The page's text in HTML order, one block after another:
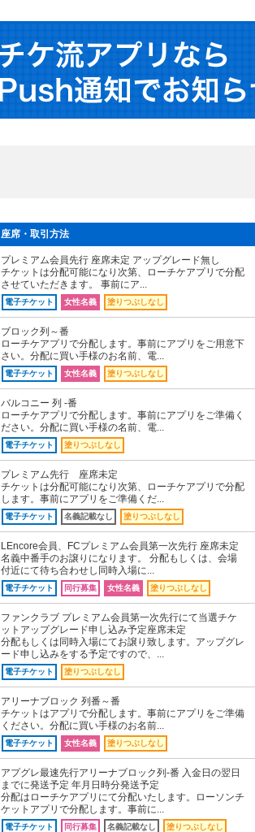
座席・取引方法
プレミアム会員先行 座席未定 アップグレード無し
チケットは分配可能になり次第、ローチケアプリで分配
させていただきます。 事前にア...
電子チケット 女性名義 塗りつぶしなし
ブロック列～番
ローチケアプリで分配します。事前にアプリをご用意下
さい。分配に買い手様のお名前、電...
電子チケット 女性名義 塗りつぶしなし
バルコニー 列 -番
ローチケアプリで分配します。事前にアプリをご準備く
ださい。分配に買い手様の名前、電...
電子チケット 塗りつぶしなし
プレミアム先行 座席未定
チケットは分配可能になり次第、ローチケアプリで分配
します。事前にアプリをご準備くだ...
電子チケット 名義記載なし 塗りつぶしなし
LEncore会員、FCプレミアム会員第一次先行 座席未定
名義中番手のお譲りになります。 分配もしくは、会場
付近にて待ち合わせし同時入場に...
電子チケット 同行募集 女性名義 塗りつぶしなし
ファンクラブ プレミアム会員第一次先行にて当選チケ
ットアップグレード申し込み予定座席未定
分配もしくは同時入場にてお譲り致します。アップグレ
ード申し込みをする予定ですので、...
電子チケット 塗りつぶしなし
アリーナブロック 列番～番
チケットはアプリで分配します。事前にアプリをご準備
ください。分配に買い手様のお名前...
電子チケット 女性名義 塗りつぶしなし
アプグレ最速先行アリーナブロック列-番 入金日の翌日
までに発送予定 年月日時分発送予定
分配はローチケアプリにて分配いたします。ローソンチ
ケットアプリで分配します。事前に...
電子チケット 同行募集 名義記載なし 塗りつぶしなし